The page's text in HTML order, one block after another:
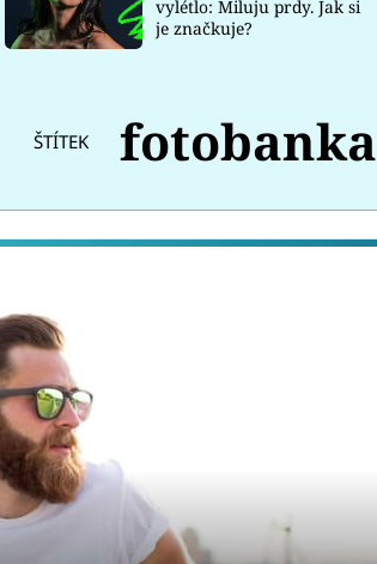
vylétlo: Miluju prdy. Jak si
je značkuje?
ŠTÍTEK fotobanka